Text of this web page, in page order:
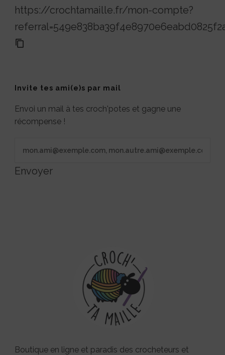
https://crochtamaille.fr/mon-compte?
Invite tes ami(e)s par mail
Envoi un mail à tes croch'potes et gagne une
récompense !
Envoyer
Boutique en ligne et paradis des crocheteurs et